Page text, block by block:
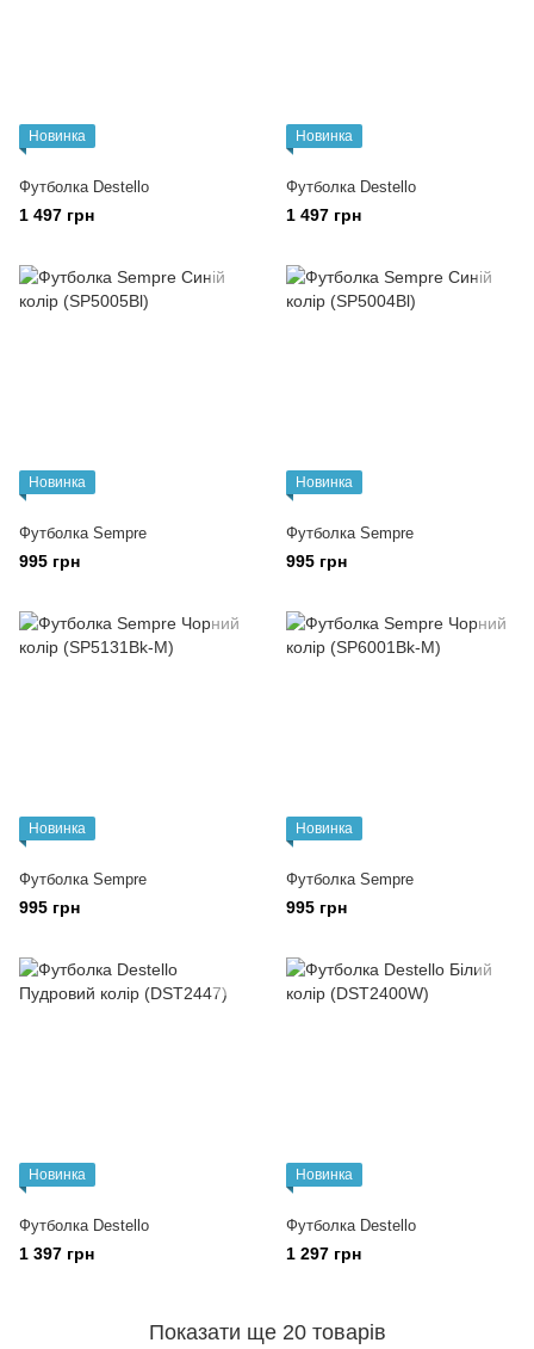
Новинка
Футболка Destello
1 497 грн
Новинка
Футболка Destello
1 497 грн
Новинка
Футболка Sempre
995 грн
Новинка
Футболка Sempre
995 грн
Новинка
Футболка Sempre
995 грн
Новинка
Футболка Sempre
995 грн
Новинка
Футболка Destello
1 397 грн
Новинка
Футболка Destello
1 297 грн
Показати ще 20 товарів